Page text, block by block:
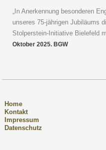
„In Anerkennung besonderen
unseres 75-jährigen Jubiläums
Stolperstein-Initiative Bielefeld
Oktober 2025. BGW
Home
Kontakt
Impressum
Datenschutz